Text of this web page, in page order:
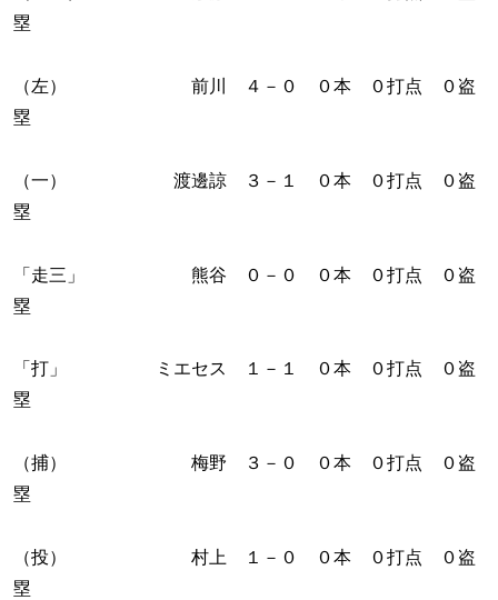
塁
（左） 前川 ４－０ ０本 ０打点 ０盗
塁
（一） 渡邊諒 ３－１ ０本 ０打点 ０盗
塁
「走三」 熊谷 ０－０ ０本 ０打点 ０盗
塁
「打」 ミエセス １－１ ０本 ０打点 ０盗
塁
（捕） 梅野 ３－０ ０本 ０打点 ０盗
塁
（投） 村上 １－０ ０本 ０打点 ０盗
塁